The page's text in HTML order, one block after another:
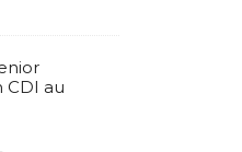
CDI au